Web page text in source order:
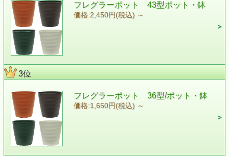
フレグラーポット 43型ポット・鉢
価格:2,450円(税込) ～
3位
フレグラーポット 36型/ポット・鉢
価格:1,650円(税込) ～